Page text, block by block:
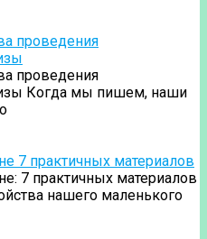
проведения
проведения
Когда мы пишем, наши
7 практичных материалов
7 практичных материалов
нашего маленького